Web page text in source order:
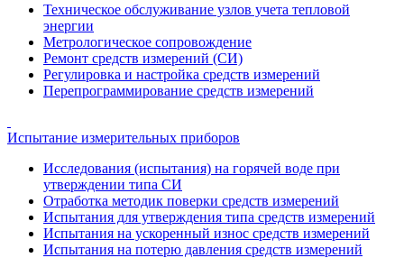
Техническое обслуживание узлов учета тепловой
энергии
Метрологическое сопровождение
Ремонт средств измерений (СИ)
Регулировка и настройка средств измерений
Перепрограммирование средств измерений
Испытание измерительных приборов
Исследования (испытания) на горячей воде при
утверждении типа СИ
Отработка методик поверки средств измерений
Испытания для утверждения типа средств измерений
Испытания на ускоренный износ средств измерений
Испытания на потерю давления средств измерений